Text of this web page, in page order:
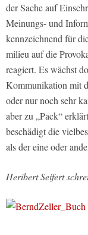
der Sache auf
Meinungs- und
kennzeichnend für
milieu auf die
reagiert. Es wächst
Kommunikation mit
oder nur noch sehr
aber zu „Pack“ erklärt
beschädigt die
als der eine oder
Heribert Seifert